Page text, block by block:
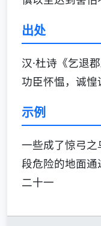
出处
汉·杜诗《乞退
功臣怀愠，诚惶
示例
一些成了惊弓
段危险的地面
二十一